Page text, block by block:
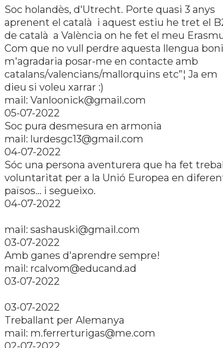
Soc holandès, d'Utrecht. Porte quasi 3 anys
aprenent el català i aquest estiu he tret el
de català a València on he fet el meu
Com que no vull perdre aquesta llengua
m'agradaria posar-me en contacte amb
catalans/valencians/mallorquins etc”¦ Ja em
dieu si voleu xarrar :)
mail: Vanloonick@gmail.com
05-07-2022
Soc pura desmesura en armonia
mail: lurdesgc13@gmail.com
04-07-2022
Sóc una persona aventurera que ha fet
voluntaritat per a la Unió Europea en
països... i segueixo.
04-07-2022
mail: sashauski@gmail.com
03-07-2022
Amb ganes d'aprendre sempre!
mail: rcalvom@educand.ad
03-07-2022
03-07-2022
Treballant per Alemanya
mail: m.ferrerturigas@me.com